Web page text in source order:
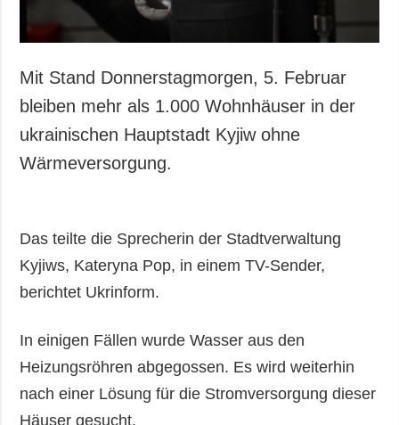
Mit Stand Donnerstagmorgen, 5. Februar
bleiben mehr als 1.000 Wohnhäuser in der
ukrainischen Hauptstadt Kyjiw ohne
Wärmeversorgung.
Das teilte die Sprecherin der Stadtverwaltung
Kyjiws, Kateryna Pop, in einem TV-Sender,
berichtet Ukrinform.
In einigen Fällen wurde Wasser aus den
Heizungsröhren abgegossen. Es wird weiterhin
nach einer Lösung für die Stromversorgung dieser
Häuser gesucht.